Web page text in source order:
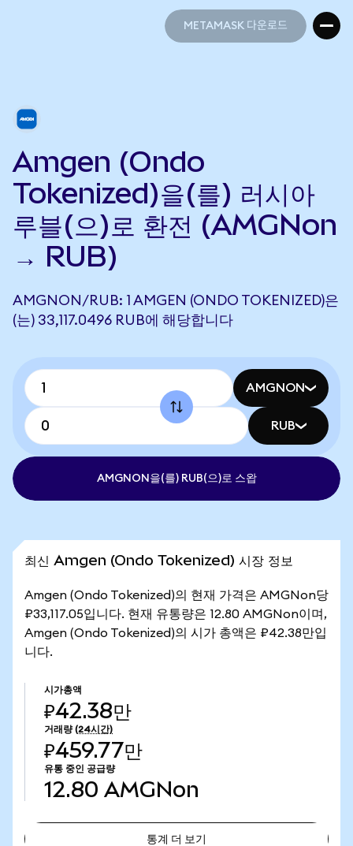
METAMASK 다운로드
Amgen (Ondo
Tokenized)을(를) 러시아
루블(으)로 환전 (AMGNon
→ RUB)
AMGNON/RUB: 1 AMGEN (ONDO TOKENIZED)은
(는) 33,117.0496 RUB에 해당합니다
AMGNON
RUB
AMGNON을(를) RUB(으)로 스왑
최신 Amgen (Ondo Tokenized) 시장 정보
Amgen (Ondo Tokenized)의 현재 가격은 AMGNon당
₽33,117.05입니다. 현재 유통량은 12.80 AMGNon이며,
Amgen (Ondo Tokenized)의 시가 총액은 ₽42.38만입
니다.
시가총액
₽42.38만
거래량 (24시간)
₽459.77만
유통 중인 공급량
12.80 AMGNon
통계 더 보기